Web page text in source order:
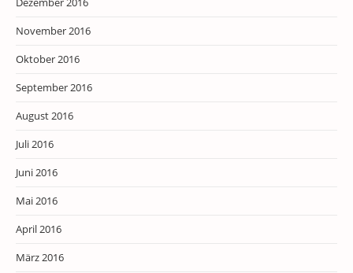
November 2016
Oktober 2016
September 2016
August 2016
Juli 2016
Juni 2016
Mai 2016
April 2016
März 2016